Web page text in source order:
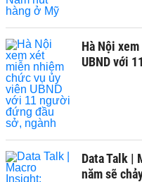
Hà Nội
UBND với
Data Talk |
năm sẽ